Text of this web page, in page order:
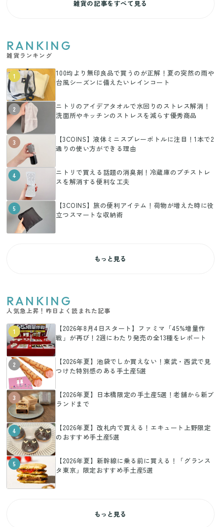
雑貨の記事をすべて見る
RANKING
雑貨ランキング
1
100均より無印良品で買うのが正解！夏の突然の雨や
台風シーズンに備えたいレインコート
2
ニトリのアイデアタオルで水回りのストレス解消！
洗面所やキッチンのストレスを減らす優秀商品
3
【3COINS】液体ミニスプレーボトルに注目！1本で2
通りの使い方ができる理由
4
ニトリで買える話題の消臭剤！冷蔵庫のプチストレ
スを解消する便利な工夫
5
【3COINS】旅の便利アイテム！荷物が増えた時に役
立つスマートな収納術
もっと見る
RANKING
人気急上昇！昨日よく読まれた記事
1
【2026年8月4日スタート】ファミマ「45%増量作
戦」が再び！2週にわたり発売の全13種をレポート
2
【2026年夏】池袋でしか買えない！東武・西武で見
つけた特別感のある手土産5選
3
【2026年夏】日本橋限定の手土産5選！老舗から新ブ
ランドまで
4
【2026年夏】改札内で買える！エキュート上野限定
のおすすめ手土産5選
5
【2026年夏】新幹線に乗る前に買える！「グランス
タ東京」限定おすすめ手土産5選
もっと見る